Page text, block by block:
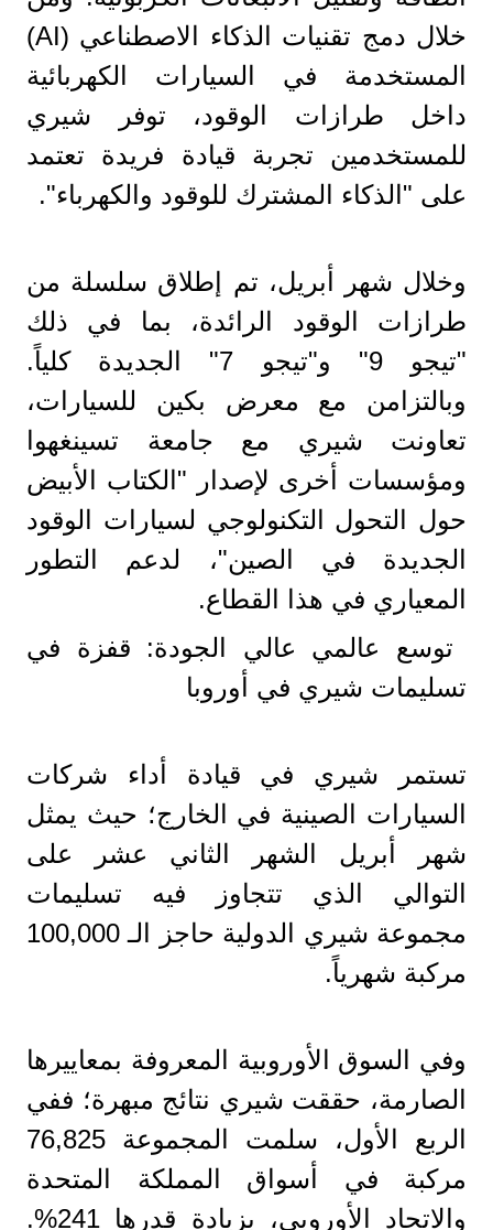
خلال دمج تقنيات الذكاء الاصطناعي (AI)
المستخدمة في السيارات الكهربائية
داخل طرازات الوقود، توفر شيري
للمستخدمين تجربة قيادة فريدة تعتمد
على "الذكاء المشترك للوقود والكهرباء".
وخلال شهر أبريل، تم إطلاق سلسلة من
طرازات الوقود الرائدة، بما في ذلك
"تيجو 9" و"تيجو 7" الجديدة كلياً.
وبالتزامن مع معرض بكين للسيارات،
تعاونت شيري مع جامعة تسينغهوا
ومؤسسات أخرى لإصدار "الكتاب الأبيض
حول التحول التكنولوجي لسيارات الوقود
الجديدة في الصين"، لدعم التطور
المعياري في هذا القطاع.
توسع عالمي عالي الجودة: قفزة في
تسليمات شيري في أوروبا
تستمر شيري في قيادة أداء شركات
السيارات الصينية في الخارج؛ حيث يمثل
شهر أبريل الشهر الثاني عشر على
التوالي الذي تتجاوز فيه تسليمات
مجموعة شيري الدولية حاجز الـ 100,000
مركبة شهرياً.
وفي السوق الأوروبية المعروفة بمعاييرها
الصارمة، حققت شيري نتائج مبهرة؛ ففي
الربع الأول، سلمت المجموعة 76,825
مركبة في أسواق المملكة المتحدة
والاتحاد الأوروبي، بزيادة قدرها 241%.